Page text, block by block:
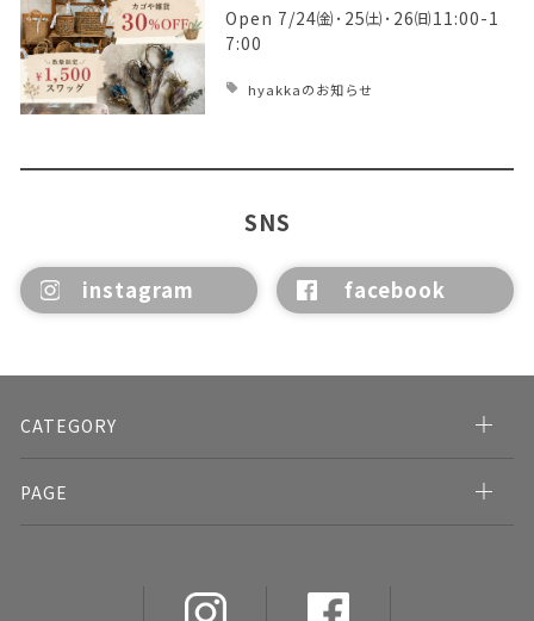
Open 7/24㈮･25㈯･26㈰11:00-1
7:00
hyakkaのお知らせ
SNS
instagram facebook
CATEGORY
PAGE